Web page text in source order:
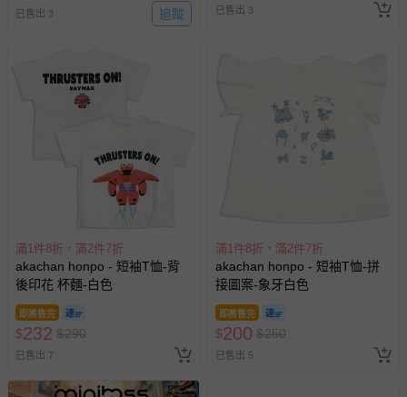
已售出 3 追蹤 已售出 3
滿1件8折，滿2件7折
akachan honpo - 短袖T恤-背
後印花 杯麵-白色
即將售完
$232 $290
已售出 7
滿1件8折，滿2件7折
akachan honpo - 短袖T恤-拼
接圖案-象牙白色
即將售完
$200 $250
已售出 5